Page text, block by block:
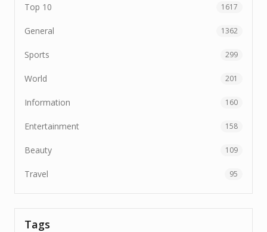
Top 10 1617
General 1362
Sports 299
World 201
Information 160
Entertainment 158
Beauty 109
Travel 95
Tags